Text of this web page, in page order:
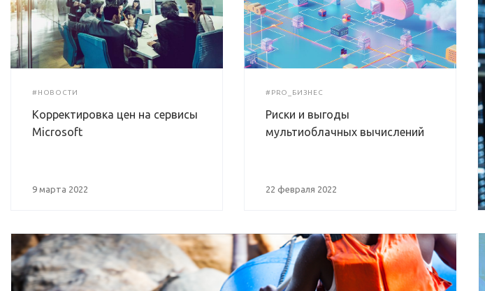
#НОВОСТИ
Корректировка цен на сервисы
Microsoft
9 марта 2022
#PRO_БИЗНЕС
Риски и выгоды
мультиоблачных вычислений
22 февраля 2022